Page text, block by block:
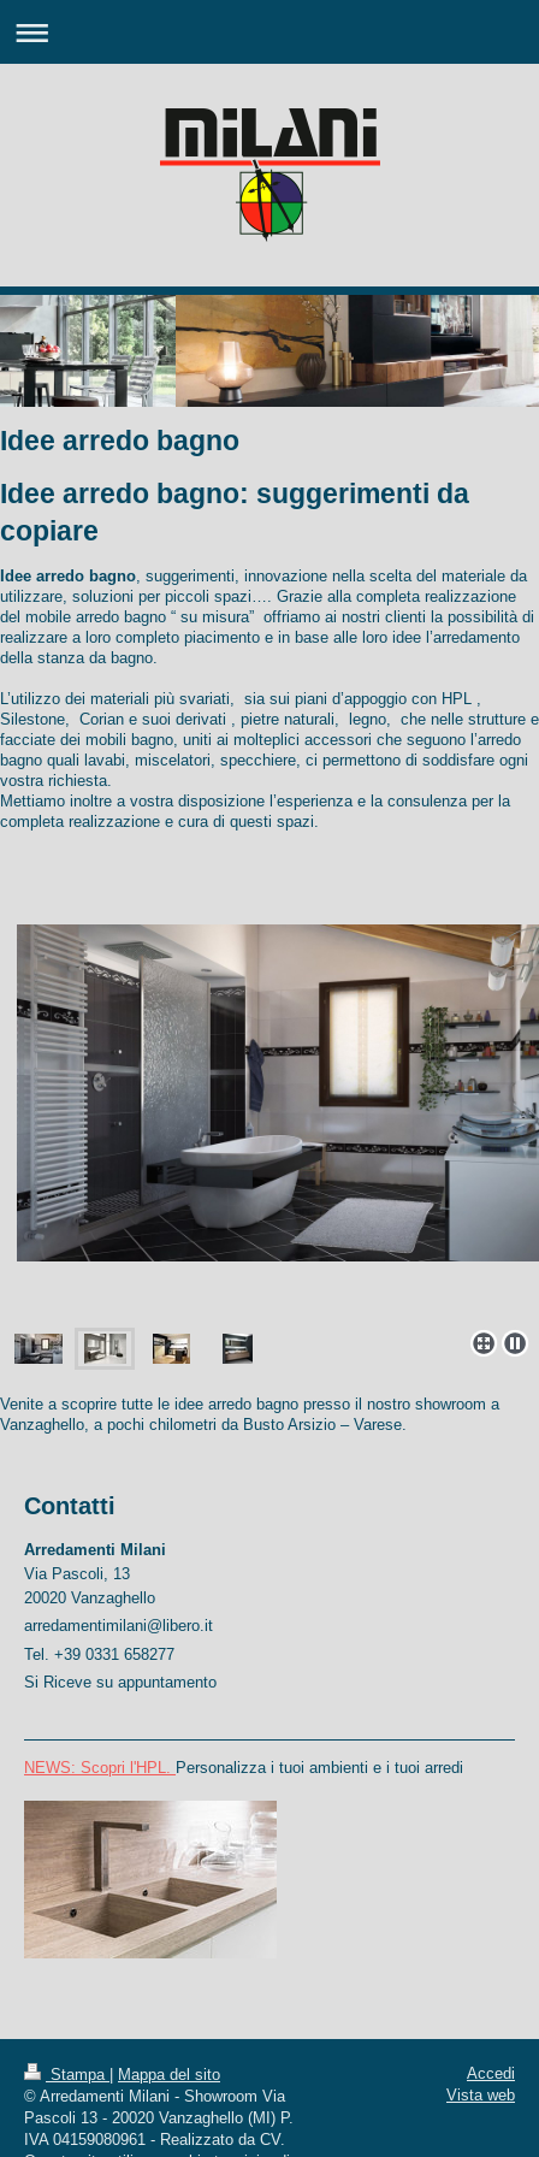
Idee arredo bagno
Idee arredo bagno: suggerimenti da
copiare
Idee arredo bagno, suggerimenti, innovazione nella scelta del materiale da
utilizzare, soluzioni per piccoli spazi…. Grazie alla completa realizzazione
del mobile arredo bagno “ su misura” offriamo ai nostri clienti la possibilità di
realizzare a loro completo piacimento e in base alle loro idee l’arredamento
della stanza da bagno.
L’utilizzo dei materiali più svariati, sia sui piani d’appoggio con HPL ,
Silestone, Corian e suoi derivati , pietre naturali, legno, che nelle strutture e
facciate dei mobili bagno, uniti ai molteplici accessori che seguono l’arredo
bagno quali lavabi, miscelatori, specchiere, ci permettono di soddisfare ogni
vostra richiesta.
Mettiamo inoltre a vostra disposizione l’esperienza e la consulenza per la
completa realizzazione e cura di questi spazi.
Venite a scoprire tutte le idee arredo bagno presso il nostro showroom a
Vanzaghello, a pochi chilometri da Busto Arsizio – Varese.
Contatti
Arredamenti Milani
Via Pascoli, 13
20020 Vanzaghello
arredamentimilani@libero.it
Tel. +39 0331 658277
Si Riceve su appuntamento
NEWS: Scopri l'HPL. Personalizza i tuoi ambienti e i tuoi arredi
Stampa
Mappa del sito
© Arredamenti Milani - Showroom Via
Pascoli 13 - 20020 Vanzaghello (MI) P.
IVA 04159080961 - Realizzato da CV.
Accedi
Vista web